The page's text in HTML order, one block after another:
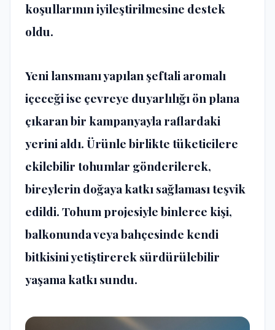
koşullarının iyileştirilmesine destek
oldu.
Yeni lansmanı yapılan şeftali aromalı
içeceği ise çevreye duyarlılığı ön plana
çıkaran bir kampanyayla raflardaki
yerini aldı. Ürünle birlikte tüketicilere
ekilebilir tohumlar gönderilerek,
bireylerin doğaya katkı sağlaması teşvik
edildi. Tohum projesiyle binlerce kişi,
balkonunda veya bahçesinde kendi
bitkisini yetiştirerek sürdürülebilir
yaşama katkı sundu.